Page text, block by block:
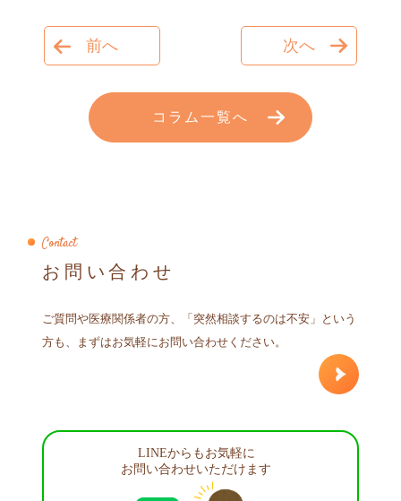
前へ 次へ
コラム一覧へ
Contact
お問い合わせ
ご質問や医療関係者の方、「突然相談するのは不安」という
方も、まずはお気軽にお問い合わせください。
LINEからもお気軽に
お問い合わせいただけます